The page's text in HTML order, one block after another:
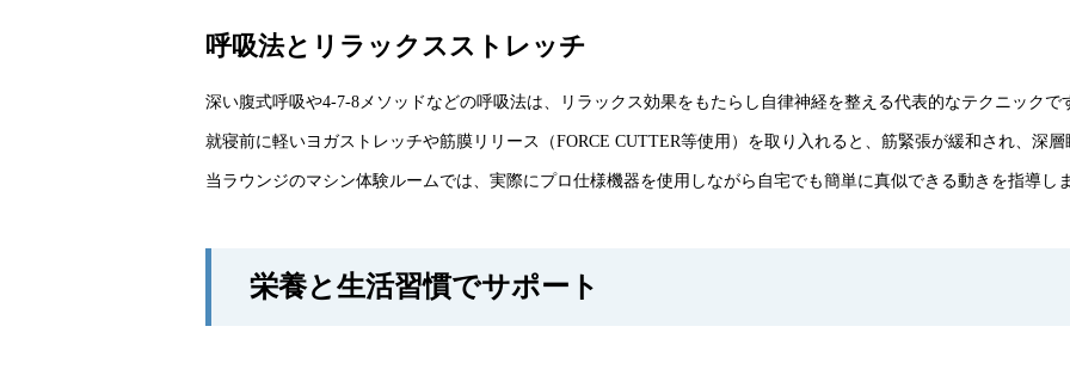
呼吸法とリラックスストレッチ
深い腹式呼吸や4-7-8メソッドなどの呼吸法は、リラックス効果をもたらし自律神経を整える代表的なテクニックで
就寝前に軽いヨガストレッチや筋膜リリース（FORCE CUTTER等使用）を取り入れると、筋緊張が緩和され、深層
当ラウンジのマシン体験ルームでは、実際にプロ仕様機器を使用しながら自宅でも簡単に真似できる動きを指導しま
栄養と生活習慣でサポート